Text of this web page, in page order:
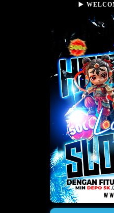
▶️